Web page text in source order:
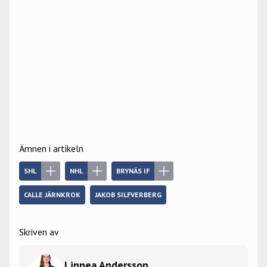
Ämnen i artikeln
SHL NHL BRYNÄS IF
CALLE JÄRNKROK JAKOB SILFVERBERG
Skriven av